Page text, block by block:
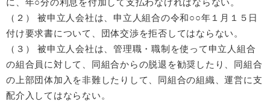
に、年○分の利息を付加して支払わなければならない。
（２） 被申立人会社は、申立人組合の令和○○年１月１５日
付け要求書について、団体交渉を拒否してはならない。
（３） 被申立人会社は、管理職・職制を使って申立人組合
の組合員に対して、同組合からの脱退を勧奨したり、同組合
の上部団体加入を非難したりして、同組合の組織、運営に支
配介入してはならない。